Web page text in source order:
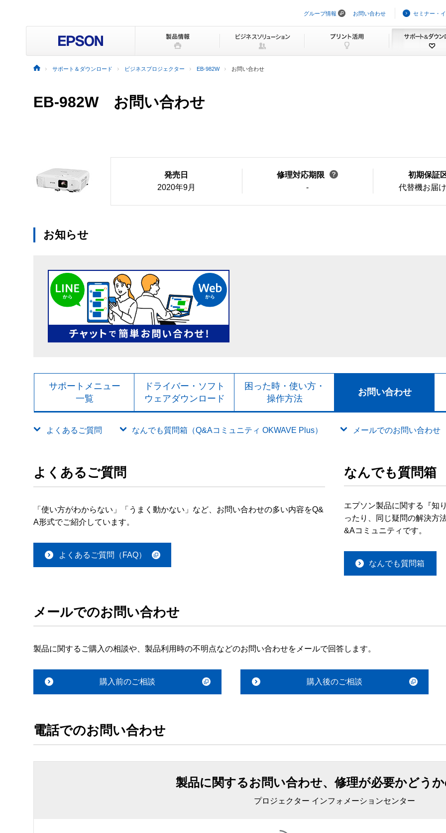
ビ
ョ
グループ情報 お問い合わせ セミナー・
サポート＆ダウンロード ビジネスプロジェクター EB-982W お問い合わせ
EB-982W お問い合わせ
発売日
2020年9月
修理対応期限
-
初期保証
代替機お届
お知らせ
サポートメニュー
一覧
ドライバー・ソフト
ウェアダウンロード
困った時・使い方・
操作方法
お問い合わせ
よくあるご質問 なんでも質問箱（Q&Aコミュニティ OKWAVE Plus） メールでのお問い合わせ
よくあるご質問
「使い方がわからない」「うまく動かない」など、お問い合わせの多い内容をQ&
A形式でご紹介しています。
よくあるご質問（FAQ）
なんでも質問箱
エプソン製品に関する『知
ったり、同じ疑問の解決方
&Aコミュニティです。
なんでも質問箱
メールでのお問い合わせ
製品に関するご購入の相談や、製品利用時の不明点などのお問い合わせをメールで回答します。
購入前のご相談 購入後のご相談
電話でのお問い合わせ
製品に関するお問い合わせ、修理が必要かどう
プロジェクター インフォメーションセンター